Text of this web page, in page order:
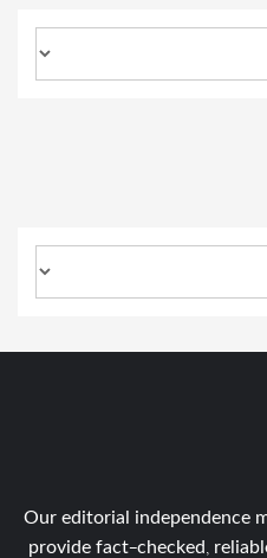
Our editorial independence
provide fact-checked,